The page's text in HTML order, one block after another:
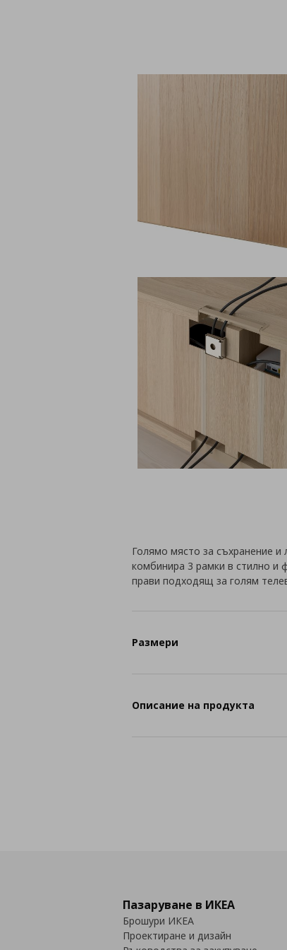
Голямо място за съхранение
комбинира 3 рамки в стилно и
прави подходящ за голям
Размери
Описание на продукта
Пазаруване в ИКЕА
Брошури ИКЕА
Проектиране и дизайн